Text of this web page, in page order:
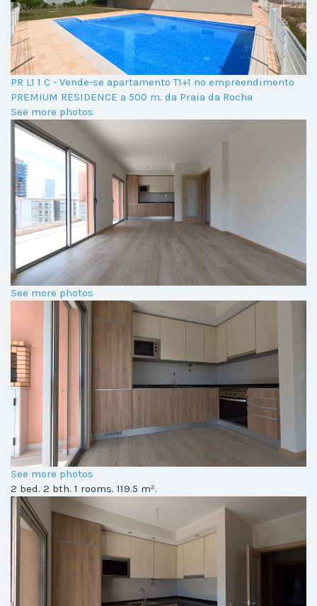
PR L1 1 C - Vende-se apartamento T1+1 no empreendimento
PREMIUM RESIDENCE a 500 m. da Praia da Rocha
See more photos
See more photos
See more photos
2 bed. 2 bth. 1 rooms. 119.5 m².